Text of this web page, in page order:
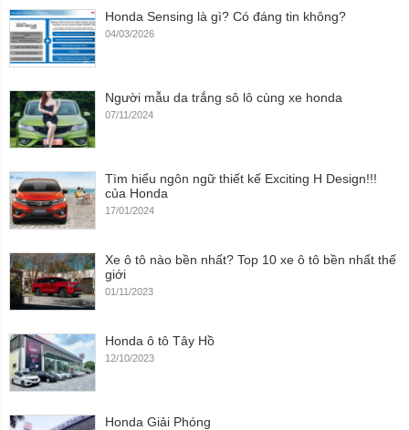
Honda Sensing là gì? Có đáng tin không?
04/03/2026
Người mẫu da trắng sô lô cùng xe honda
07/11/2024
Tìm hiểu ngôn ngữ thiết kế Exciting H Design!!!
của Honda
17/01/2024
Xe ô tô nào bền nhất? Top 10 xe ô tô bền nhất thế
giới
01/11/2023
Honda ô tô Tây Hồ
12/10/2023
Honda Giải Phóng